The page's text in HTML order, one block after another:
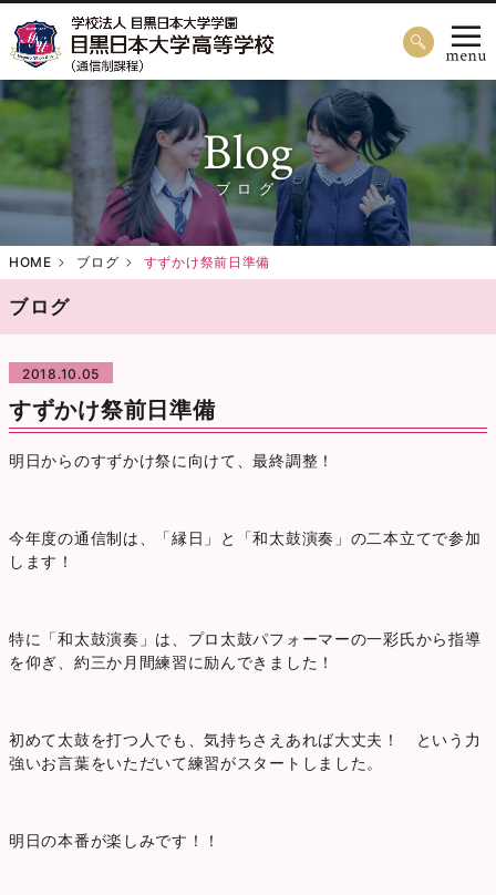
Blog
ブログ
HOME ブログ すずかけ祭前日準備
ブログ
2018.10.05
すずかけ祭前日準備
明日からのすずかけ祭に向けて、最終調整！
今年度の通信制は、「縁日」と「和太鼓演奏」の二本立てで参加
します！
特に「和太鼓演奏」は、プロ太鼓パフォーマーの一彩氏から指導
を仰ぎ、約三か月間練習に励んできました！
初めて太鼓を打つ人でも、気持ちさえあれば大丈夫！ という力
強いお言葉をいただいて練習がスタートしました。
明日の本番が楽しみです！！